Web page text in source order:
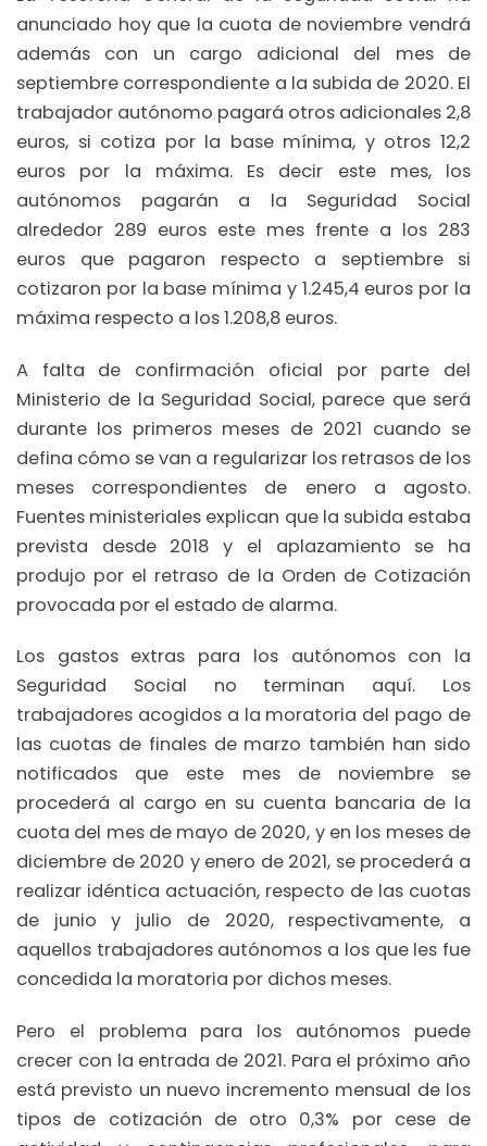
anunciado hoy que la cuota de noviembre vendrá
además con un cargo adicional del mes de
septiembre correspondiente a la subida de 2020. El
trabajador autónomo pagará otros adicionales 2,8
euros, si cotiza por la base mínima, y otros 12,2
euros por la máxima. Es decir este mes, los
autónomos pagarán a la Seguridad Social
alrededor 289 euros este mes frente a los 283
euros que pagaron respecto a septiembre si
cotizaron por la base mínima y 1.245,4 euros por la
máxima respecto a los 1.208,8 euros.
A falta de confirmación oficial por parte del
Ministerio de la Seguridad Social, parece que será
durante los primeros meses de 2021 cuando se
defina cómo se van a regularizar los retrasos de los
meses correspondientes de enero a agosto.
Fuentes ministeriales explican que la subida estaba
prevista desde 2018 y el aplazamiento se ha
produjo por el retraso de la Orden de Cotización
provocada por el estado de alarma.
Los gastos extras para los autónomos con la
Seguridad Social no terminan aquí. Los
trabajadores acogidos a la moratoria del pago de
las cuotas de finales de marzo también han sido
notificados que este mes de noviembre se
procederá al cargo en su cuenta bancaria de la
cuota del mes de mayo de 2020, y en los meses de
diciembre de 2020 y enero de 2021, se procederá a
realizar idéntica actuación, respecto de las cuotas
de junio y julio de 2020, respectivamente, a
aquellos trabajadores autónomos a los que les fue
concedida la moratoria por dichos meses.
Pero el problema para los autónomos puede
crecer con la entrada de 2021. Para el próximo año
está previsto un nuevo incremento mensual de los
tipos de cotización de otro 0,3% por cese de